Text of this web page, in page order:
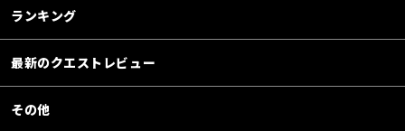
ランキング
最新のクエストレビュー
その他